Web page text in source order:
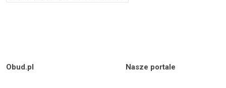
Obud.pl Nasze portale